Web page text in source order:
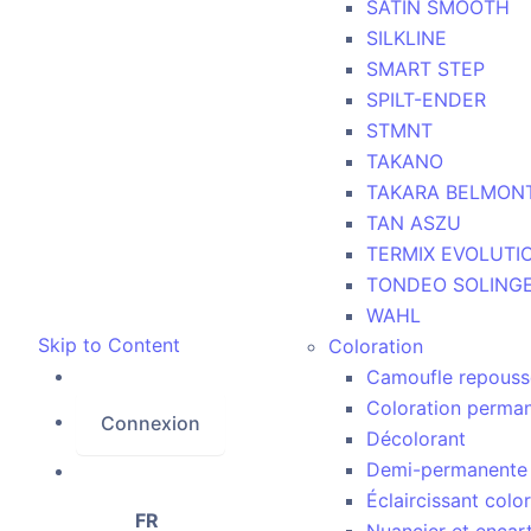
Skip to Content
Connexion
FR
SATIN SMOOTH
SILKLINE
SMART STEP
SPILT-ENDER
STMNT
TAKANO
TAKARA
TAN ASZU
TERMIX
TONDEO
WAHL
Coloration
Camoufle
Coloration
Décolorant
Demi-permanente
Éclaircissant